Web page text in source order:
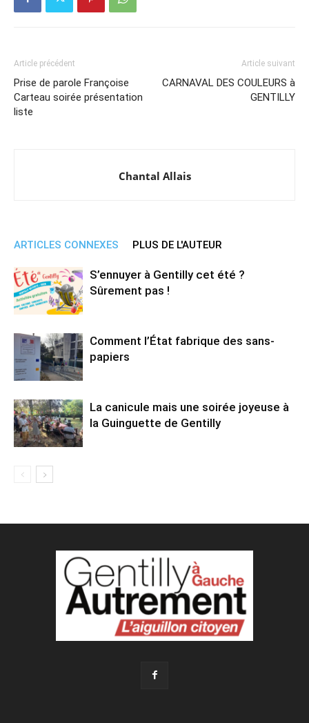
Article précédent
Prise de parole Françoise
Carteau soirée présentation
liste
Article suivant
CARNAVAL DES COULEURS à
GENTILLY
Chantal Allais
ARTICLES CONNEXES PLUS DE L'AUTEUR
S’ennuyer à Gentilly cet été ?
Sûrement pas !
Comment l’État fabrique des sans-
papiers
La canicule mais une soirée joyeuse à
la Guinguette de Gentilly